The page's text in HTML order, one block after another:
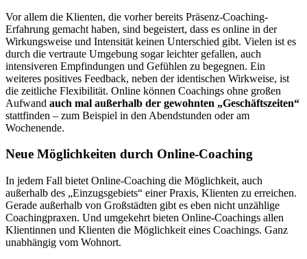
Vor allem die Klienten, die vorher bereits Präsenz-Coaching-
Erfahrung gemacht haben, sind begeistert, dass es online in der
Wirkungsweise und Intensität keinen Unterschied gibt. Vielen ist es
durch die vertraute Umgebung sogar leichter gefallen, auch
intensiveren Empfindungen und Gefühlen zu begegnen. Ein
weiteres positives Feedback, neben der identischen Wirkweise, ist
die zeitliche Flexibilität. Online können Coachings ohne großen
Aufwand auch mal außerhalb der gewohnten „Geschäftszeiten“
stattfinden – zum Beispiel in den Abendstunden oder am
Wochenende.
Neue Möglichkeiten durch Online-Coaching
In jedem Fall bietet Online-Coaching die Möglichkeit, auch
außerhalb des „Einzugsgebiets“ einer Praxis, Klienten zu erreichen.
Gerade außerhalb von Großstädten gibt es eben nicht unzählige
Coachingpraxen. Und umgekehrt bieten Online-Coachings allen
Klientinnen und Klienten die Möglichkeit eines Coachings. Ganz
unabhängig vom Wohnort.